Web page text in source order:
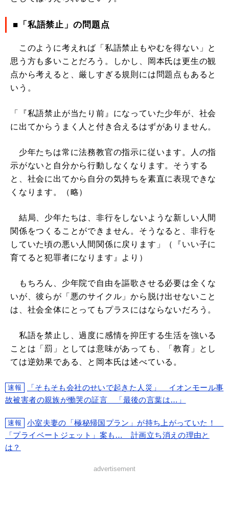
■「私語禁止」の問題点
このように考えれば「私語禁止もやむを得ない」と
思う方も多いことだろう。しかし、岡本氏は更生の観
点から考えると、厳しすぎる規則には問題点もあると
いう。
「『私語禁止が当たり前』になっていた少年が、社会
に出てからうまく人と付き合えるはずがありません。
少年たちは常に法務教官の指示に従います。人の指
示がないと自分から行動しなくなります。そうする
と、社会に出てから自分の気持ちを素直に表現できな
くなります。（略）
結局、少年たちは、非行をしないような新しい人間
関係をつくることができません。そうなると、非行を
していた頃の悪い人間関係に戻ります」（『いい子に
育てると犯罪者になります』より）
もちろん、少年院で自由を謳歌させる必要は全くな
いが、彼らが「悪のサイクル」から脱け出せないこと
は、社会全体にとってもプラスにはならないだろう。
私語を禁止し、過度に感情を抑圧する生活を強いる
ことは「罰」としては意味があっても、「教育」とし
ては逆効果である、と岡本氏は述べている。
速報
「そもそも会社のせいで起きた人災」 イオンモール事
故被害者の親族が慟哭の証言 「最後の言葉は…」
速報
小室夫妻の「極秘帰国プラン」が持ち上がっていた！
「プライベートジェット」案も… 計画立ち消えの理由と
は？
advertisement